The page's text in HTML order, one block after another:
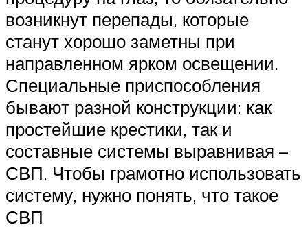
возникнут перепады, которые
станут хорошо заметны при
направленном ярком освещении.
Специальные приспособления
бывают разной конструкции: как
простейшие крестики, так и
составные системы выравнивая –
СВП. Чтобы грамотно использовать
систему, нужно понять, что такое
СВП